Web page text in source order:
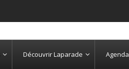
Découvrir Laparade Agenda